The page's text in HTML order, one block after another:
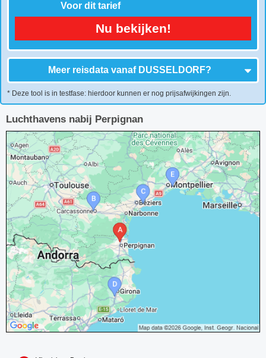
Voor dit tarief
Nu bekijken!
Meer reisdata vanaf DUSSELDORF?
* Deze tool is in testfase: hierdoor kunnen er nog prijsafwijkingen zijn.
Luchthavens nabij Perpignan